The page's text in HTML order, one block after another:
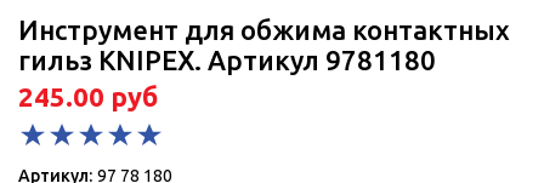
Инструмент для обжима контактных
гильз KNIPEX. Артикул 9781180
245.00 руб
Артикул: 97 78 180